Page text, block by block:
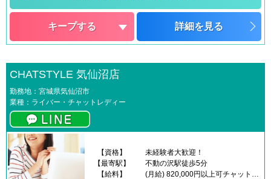
キープする 詳細を見る
CHATSTYLE 気仙沼店
勤務地：宮城県気仙沼市
業種：ライバー・チャットレディー
【資格】
未経験者大歓迎！
【最寄駅】
不動の沢駅徒歩5分
【給料】